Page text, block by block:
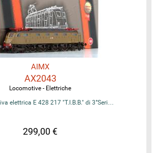
AIMX
AX2043
Locomotive - Elettriche
elettrica E 428 217 "T.I.B.B." di 3°Seri…
299,00 €